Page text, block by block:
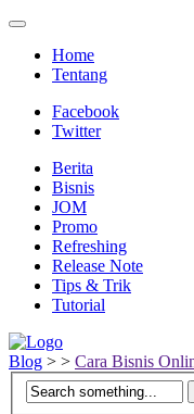
Home
Tentang
Facebook
Twitter
Berita
Bisnis
JOM
Promo
Refreshing
Release Note
Tips & Trik
Tutorial
Blog > > Cara Bisnis